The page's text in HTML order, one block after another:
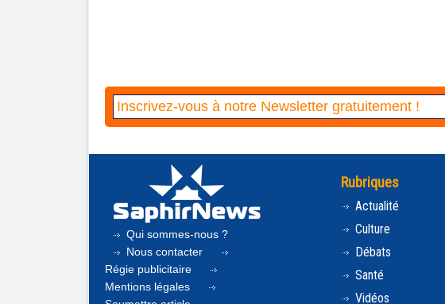
Qui sommes-nous ?
Nous contacter
Régie publicitaire
Mentions légales
Rubriques
Actualité
Culture
Débats
Santé
Vidéos